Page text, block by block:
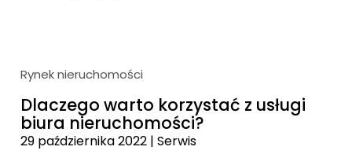
Rynek nieruchomości
Dlaczego warto korzystać z usługi
biura nieruchomości?
29 października 2022 |Serwis